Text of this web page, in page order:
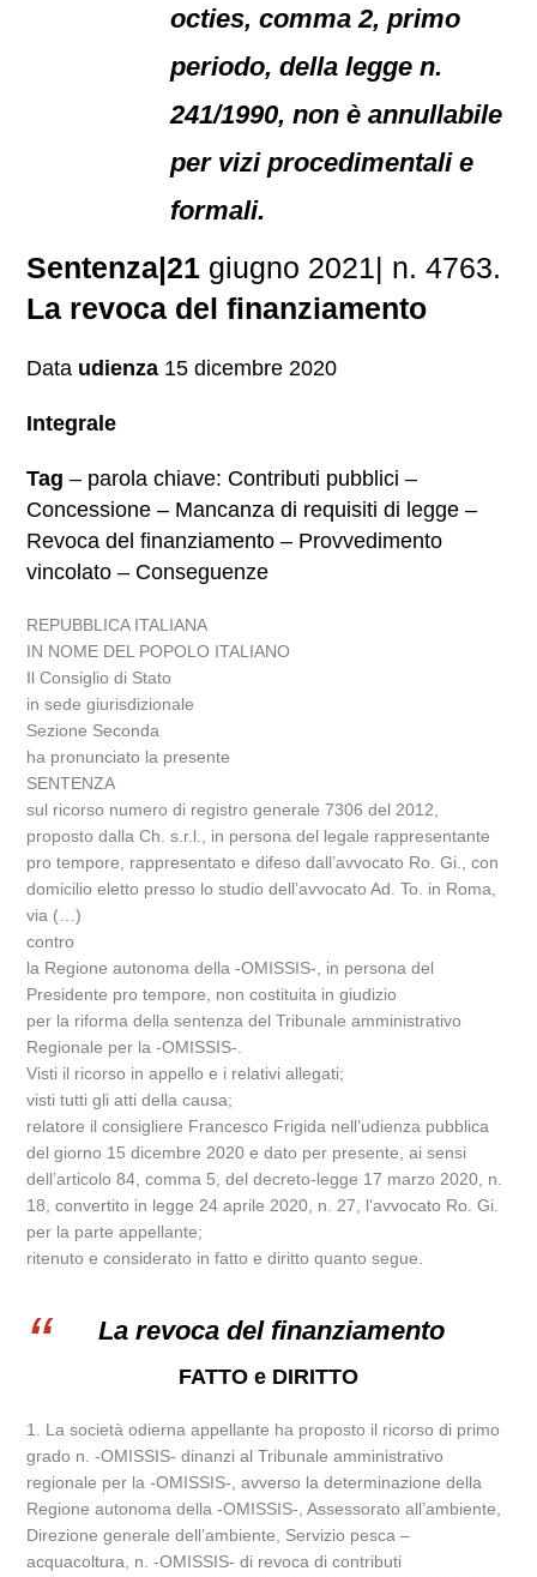
octies, comma 2, primo
periodo, della legge n.
241/1990, non è annullabile
per vizi procedimentali e
formali.
Sentenza|21 giugno 2021| n. 4763.
La revoca del finanziamento
Data udienza 15 dicembre 2020
Integrale
Tag – parola chiave: Contributi pubblici –
Concessione – Mancanza di requisiti di legge –
Revoca del finanziamento – Provvedimento
vincolato – Conseguenze
REPUBBLICA ITALIANA
IN NOME DEL POPOLO ITALIANO
Il Consiglio di Stato
in sede giurisdizionale
Sezione Seconda
ha pronunciato la presente
SENTENZA
sul ricorso numero di registro generale 7306 del 2012,
proposto dalla Ch. s.r.l., in persona del legale rappresentante
pro tempore, rappresentato e difeso dall’avvocato Ro. Gi., con
domicilio eletto presso lo studio dell’avvocato Ad. To. in Roma,
via (…)
contro
la Regione autonoma della -OMISSIS-, in persona del
Presidente pro tempore, non costituita in giudizio
per la riforma della sentenza del Tribunale amministrativo
Regionale per la -OMISSIS-.
Visti il ricorso in appello e i relativi allegati;
visti tutti gli atti della causa;
relatore il consigliere Francesco Frigida nell’udienza pubblica
del giorno 15 dicembre 2020 e dato per presente, ai sensi
dell’articolo 84, comma 5, del decreto-legge 17 marzo 2020, n.
18, convertito in legge 24 aprile 2020, n. 27, l’avvocato Ro. Gi.
per la parte appellante;
ritenuto e considerato in fatto e diritto quanto segue.
La revoca del finanziamento
FATTO e DIRITTO
1. La società odierna appellante ha proposto il ricorso di primo
grado n. -OMISSIS- dinanzi al Tribunale amministrativo
regionale per la -OMISSIS-, avverso la determinazione della
Regione autonoma della -OMISSIS-, Assessorato all’ambiente,
Direzione generale dell’ambiente, Servizio pesca –
acquacoltura, n. -OMISSIS- di revoca di contributi